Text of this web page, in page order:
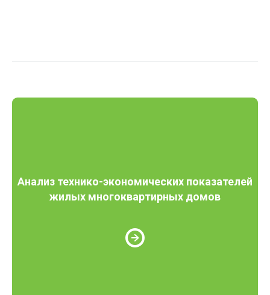
Анализ технико-экономических показателей
жилых многоквартирных домов